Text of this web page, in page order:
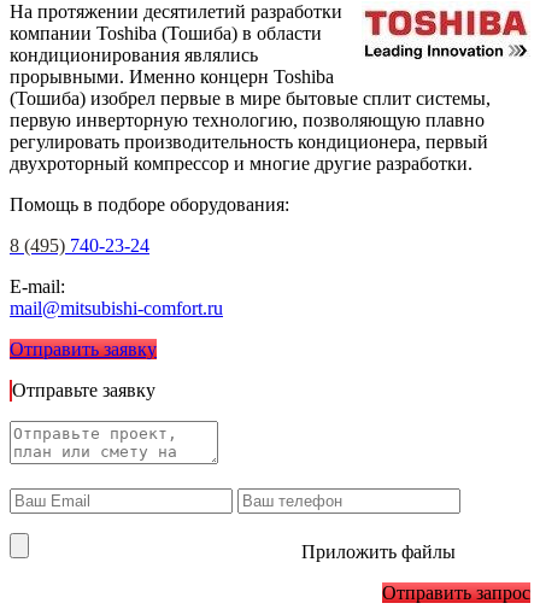
На протяжении десятилетий разработки
компании Toshiba (Тошиба) в области
кондиционирования являлись
прорывными. Именно концерн Toshiba
(Тошиба) изобрел первые в мире бытовые сплит системы,
первую инверторную технологию, позволяющую плавно
регулировать производительность кондиционера, первый
двухроторный компрессор и многие другие разработки.
Помощь в подборе оборудования:
8 (495) 740-23-24
E-mail:
mail@mitsubishi-comfort.ru
Отправить заявку
Отправьте заявку
Приложить файлы
Отправить запрос